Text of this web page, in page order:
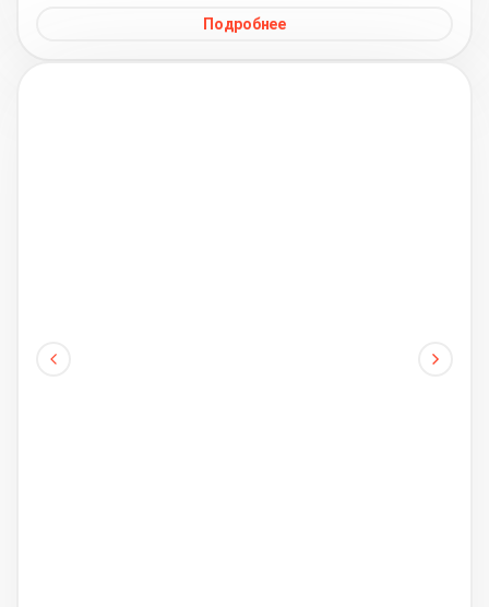
Подробнее